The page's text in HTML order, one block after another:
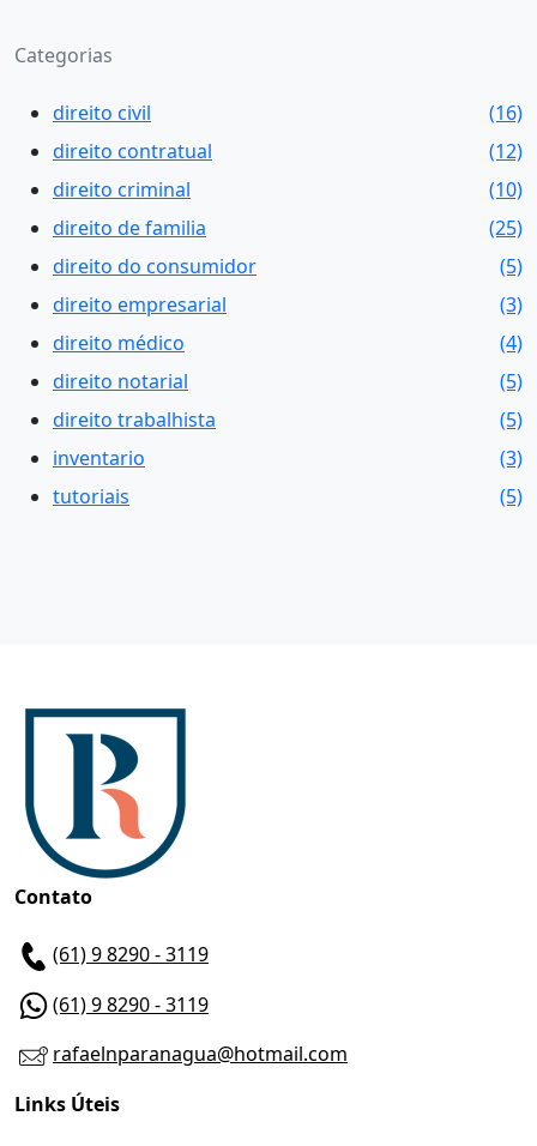
Categorias
direito civil
(16)
direito contratual
(12)
direito criminal
(10)
direito de familia
(25)
direito do consumidor
(5)
direito empresarial
(3)
direito médico
(4)
direito notarial
(5)
direito trabalhista
(5)
inventario
(3)
tutoriais
(5)
Contato
(61) 9 8290 - 3119
(61) 9 8290 - 3119
rafaelnparanagua@hotmail.com
Links Úteis